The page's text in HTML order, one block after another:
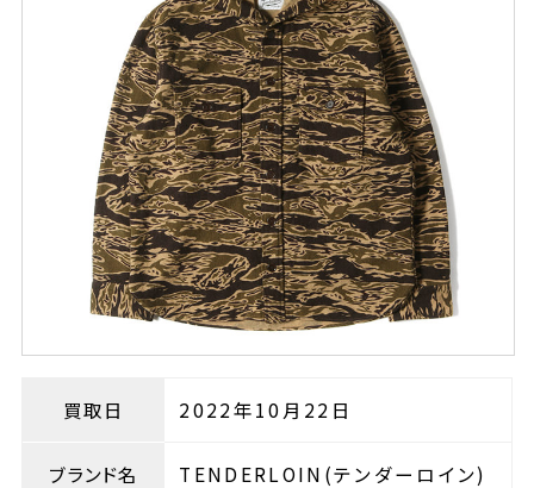
買取日 2022年10月22日
ブランド名 TENDERLOIN(テンダーロイン)